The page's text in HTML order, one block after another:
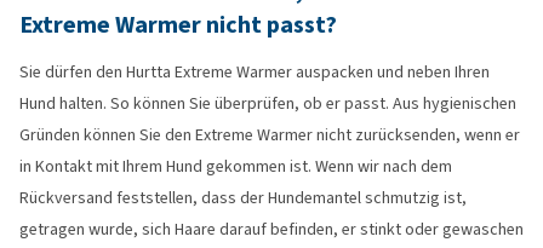
Extreme Warmer nicht passt?
Sie dürfen den Hurtta Extreme Warmer auspacken und neben Ihren
Hund halten. So können Sie überprüfen, ob er passt. Aus hygienischen
Gründen können Sie den Extreme Warmer nicht zurücksenden, wenn er
in Kontakt mit Ihrem Hund gekommen ist. Wenn wir nach dem
Rückversand feststellen, dass der Hundemantel schmutzig ist,
getragen wurde, sich Haare darauf befinden, er stinkt oder gewaschen